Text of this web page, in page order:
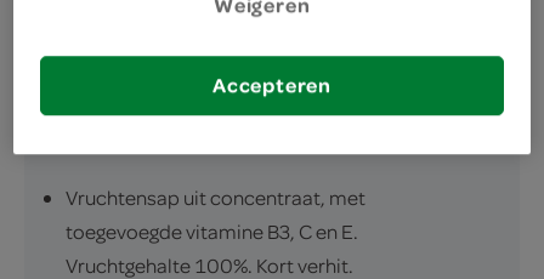
omschrijving
Vruchtensap uit concentraat, met
toegevoegde vitamine B3, C en E.
Vruchtgehalte 100%. Kort verhit.
Accepteren